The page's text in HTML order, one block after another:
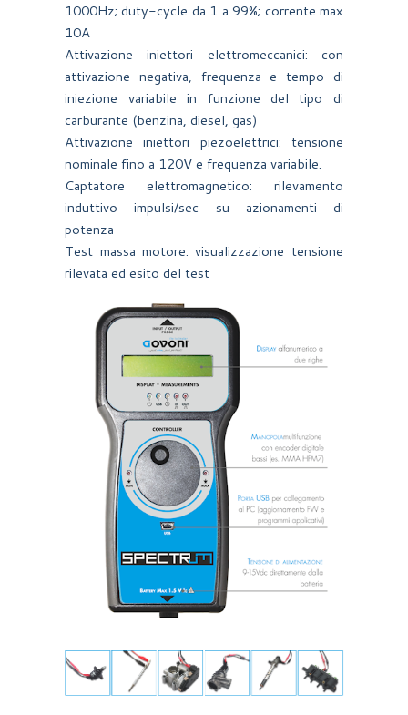
1000Hz; duty-cycle da 1 a 99%; corrente max
10A
Attivazione iniettori elettromeccanici: con
attivazione negativa, frequenza e tempo di
iniezione variabile in funzione del tipo di
carburante (benzina, diesel, gas)
Attivazione iniettori piezoelettrici: tensione
nominale fino a 120V e frequenza variabile.
Captatore elettromagnetico: rilevamento
induttivo impulsi/sec su azionamenti di
potenza
Test massa motore: visualizzazione tensione
rilevata ed esito del test